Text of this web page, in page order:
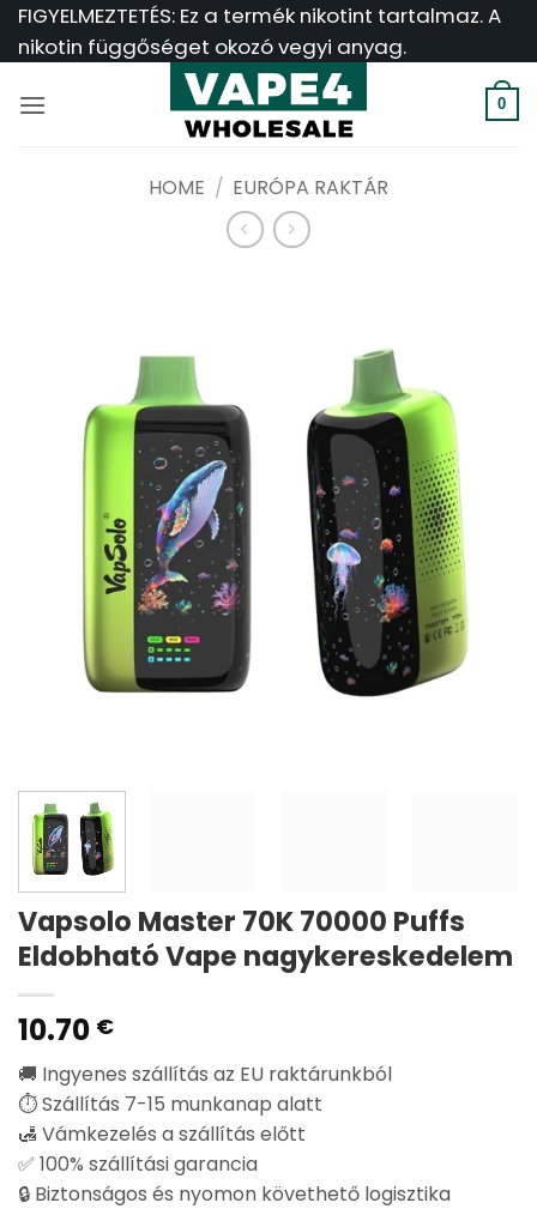
Ugrás
FIGYELMEZTETÉS: Ez a termék nikotint tartalmaz. A
nikotin függőséget okozó vegyi anyag.
0
HOME / EURÓPA RAKTÁR
Vapsolo Master 70K 70000 Puffs
Eldobható Vape nagykereskedelem
10.70 €
🚚 Ingyenes szállítás az EU raktárunkból
⏱️ Szállítás 7-15 munkanap alatt
🛃 Vámkezelés a szállítás előtt
✅ 100% szállítási garancia
🔒 Biztonságos és nyomon követhető logisztika